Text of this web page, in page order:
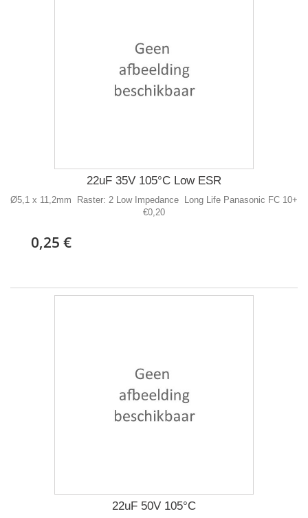
22uF 35V 105°C Low ESR
Ø5,1 x 11,2mm Raster: 2 Low Impedance Long Life Panasonic FC 10+
€0,20
0,25 €
22uF 50V 105°C